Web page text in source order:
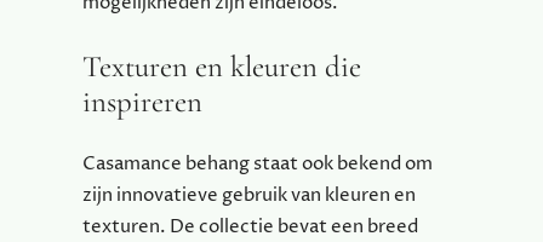
Texturen en kleuren die
inspireren
Casamance behang staat ook bekend om
zijn innovatieve gebruik van kleuren en
texturen. De collectie bevat een breed